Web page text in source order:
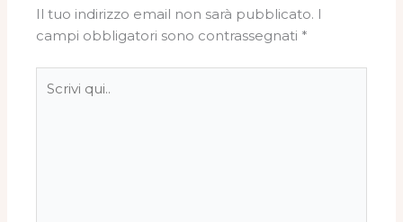
Il tuo indirizzo email non sarà pubblicato. I
campi obbligatori sono contrassegnati *
qui..